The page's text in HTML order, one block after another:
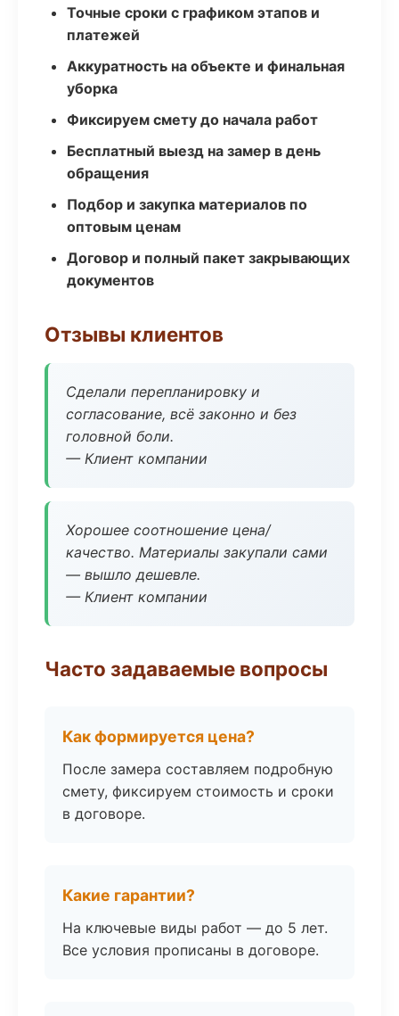
Точные сроки с графиком этапов и
платежей
Аккуратность на объекте и финальная
уборка
Фиксируем смету до начала работ
Бесплатный выезд на замер в день
обращения
Подбор и закупка материалов по
оптовым ценам
Договор и полный пакет закрывающих
документов
Отзывы клиентов
Сделали перепланировку и
согласование, всё законно и без
головной боли.
— Клиент компании
Хорошее соотношение цена/
качество. Материалы закупали сами
— вышло дешевле.
— Клиент компании
Часто задаваемые вопросы
Как формируется цена?
После замера составляем подробную
смету, фиксируем стоимость и сроки
в договоре.
Какие гарантии?
На ключевые виды работ — до 5 лет.
Все условия прописаны в договоре.